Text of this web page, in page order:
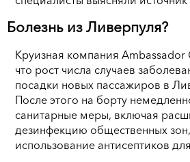
Болезнь из Ливерпуля?
Круизная компания Ambassador
что рост числа случаев
посадки новых пассажиров в
После этого на борту
санитарные меры, включая
дезинфекцию общественных
использование антисептиков